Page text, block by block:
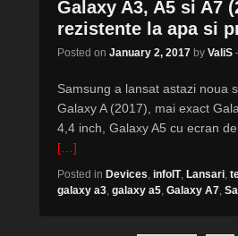
Galaxy A3, A5 si A7
rezistente la apa si
Posted on January 2, 2017 by ValiS
Samsung a lansat astazi noua
Galaxy A (2017), mai exact
4,4 inch, Galaxy A5 cu ecran
[…]
Posted in Devices, infoIT, Lansari,
galaxy a3, galaxy a5, Galaxy A7,